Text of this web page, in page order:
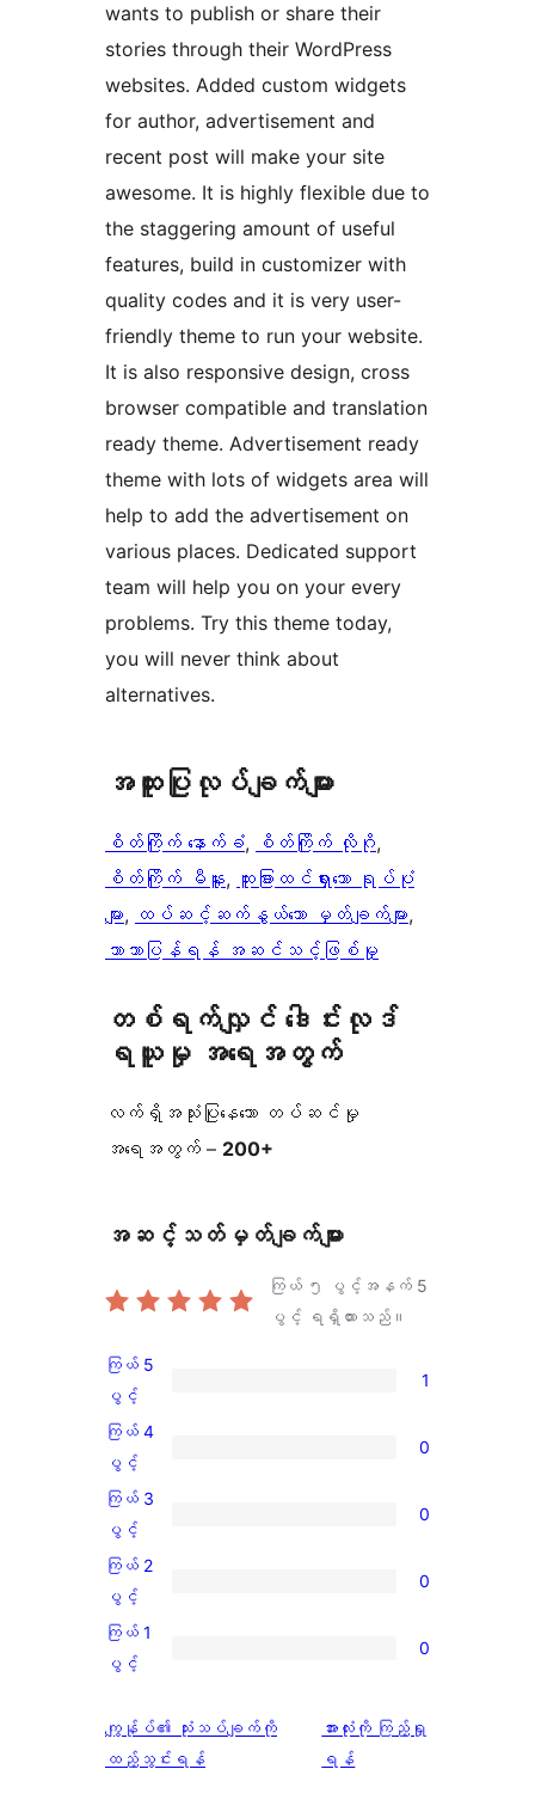
wants to publish or share their
stories through their WordPress
websites. Added custom widgets
for author, advertisement and
recent post will make your site
awesome. It is highly flexible due to
the staggering amount of useful
features, build in customizer with
quality codes and it is very user-
friendly theme to run your website.
It is also responsive design, cross
browser compatible and translation
ready theme. Advertisement ready
theme with lots of widgets area will
help to add the advertisement on
various places. Dedicated support
team will help you on your every
problems. Try this theme today,
you will never think about
alternatives.
အ​ထူး​ပြု​လုပ်​ချက်​များ
စိတ်ကြိုက် နောက်ခံ, စိတ်ကြိုက် လိုဂို
စိတ်ကြိုက် မီနူး, ထူးခြားထင်ရှားသော ရုပ်ပုံ
များ, ထပ်ဆင့်ဆက်နွယ်သော မှတ်ချက်များ
ဘာသာပြန်ရန် အဆင်သင့်ဖြစ်မှု
တစ်ရက်လျှင် ဒေါင်းလုဒ်
ရယူမှု အရေအတွက်
လက်ရှိအသုံးပြုနေသော တပ်ဆင်မှု
အရေအတွက် – 200+
အဆင့်သတ်မှတ်ချက်များ
ကြယ် ၅ ပွင့်အနက် 5
ပွင့် ရရှိထားသည်။
ကြယ်
5
ပွင့်
အဆင့်
သုံးသပ်
1
စောင်
ကြယ် 5
ပွင့်
1
ကြယ်
4
ပွင့်
အဆင့်
သုံးသပ်
0
စောင်
ကြယ် 4
ပွင့်
0
ကြယ်
3
ပွင့်
အဆင့်
သုံးသပ်
ကြယ် 3
ပွင့်
0
ကြယ်
2
ပွင့်
သုံးသပ်
ချက်
ကြယ် 2
ပွင့်
0
ကြယ်
ပွင့်
အဆင့်
ကြယ် 1
ပွင့်
0
ကျွန်ုပ်၏ သုံးသပ်ချက်ကို
ထည့်သွင်းရန်
သုံးသပ်
ချက်
အားလုံးကို ကြည့်ရှု
ရန်